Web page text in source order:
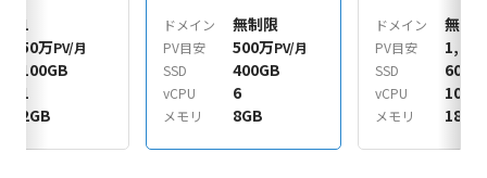
1
50万PV/月
100GB
1
2GB
ドメイン 無制限
PV目安 500万PV/月
SSD
400GB
vCPU 6
メモリ 8GB
ドメイン 無制
PV目安
SSD
vCPU 10
メモリ 18GB